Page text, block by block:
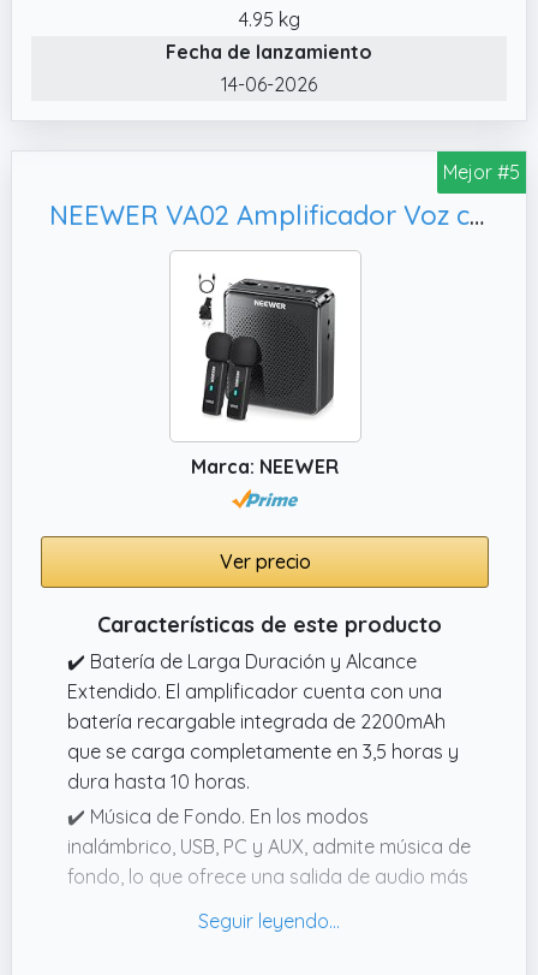
4.95 kg
Fecha de lanzamiento
14-06-2026
Mejor #5
NEEWER VA02 Amplificador Voz con Micrófono Inalámbrico, Alcance15m para Profesores Formadores Tour Guides
Marca: NEEWER
Ver precio
Características de este producto
✔️ Batería de Larga Duración y Alcance
Extendido. El amplificador cuenta con una
batería recargable integrada de 2200mAh
que se carga completamente en 3,5 horas y
dura hasta 10 horas.
✔️ Música de Fondo. En los modos
inalámbrico, USB, PC y AUX, admite música de
fondo, lo que ofrece una salida de audio más